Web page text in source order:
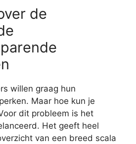
de
willen graag hun
Maar hoe kun je
dit probleem is het
Het geeft heel
van een breed scala